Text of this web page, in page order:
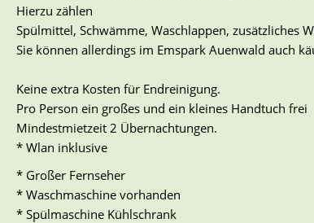
Hierzu zählen
Spülmittel, Schwämme, Waschlappen, zusätzliches
Sie können allerdings im Emspark Auenwald auch
Keine extra Kosten für Endreinigung.
Pro Person ein großes und ein kleines Handtuch frei
Mindestmietzeit 2 Übernachtungen.
* Wlan inklusive
* Großer Fernseher
* Waschmaschine vorhanden
* Spülmaschine Kühlschrank